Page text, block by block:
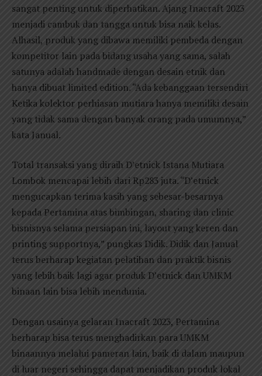
sangat penting untuk diperhatikan. Ajang Inacraft 2023
menjadi cambuk dan tangga untuk bisa naik kelas.
Alhasil, produk yang dibawa memiliki pembeda dengan
kompetitor lain pada bidang usaha yang sama, salah
satunya adalah handmade dengan desain etnik dan
hanya dibuat limited edition. “Ada kebanggaan tersendiri
Ketika kolektor perhiasan mutiara hanya memiliki desain
yang tidak sama dengan banyak orang pada umumnya,”
kata Janual.
Total transaksi yang diraih D’etnick Istana Mutiara
Lombok mencapai lebih dari Rp283 juta. “D’etnick
mengucapkan terima kasih yang sebesar-besarnya
kepada Pertamina atas bimbingan, sharing dan clinic
bisnisnya selama persiapan ini, layout yang keren dan
printing supportnya,” pungkas Didik. Didik dan Janual
terus berharap kegiatan pelatihan dan praktik bisnis
yang lebih baik lagi agar produk D’etnick dan UMKM
binaan lain bisa lebih mendunia.
Dengan usainya gelaran Inacraft 2023, Pertamina
berharap bisa terus menghadirkan para UMKM
binaannya melalui pameran lain, baik di dalam maupun
di luar negeri sehingga dapat menjadikan produk lokal